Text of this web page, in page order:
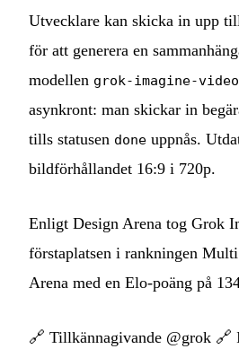
Utvecklare kan skicka in upp
för att generera en
modellen grok-imagine-video
asynkront: man skickar in
tills statusen done uppnås.
bildförhållandet 16:9 i 720p.
Enligt Design Arena tog Grok
förstaplatsen i rankningen
Arena med en Elo-poäng på
🔗 Tillkännagivande @grok 🔗